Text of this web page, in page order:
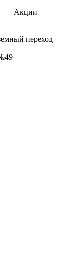
Акции
переход